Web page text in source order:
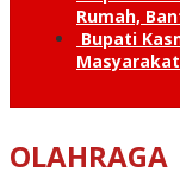
Rumah,
Bupati
OLAHRAGA